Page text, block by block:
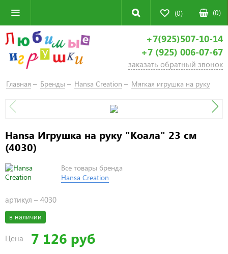
(0) (0)
+7(925)507-10-14
+7 (925) 006-07-67
заказать обратный звонок
Главная Бренды Hansa Creation Мягкая игрушка на руку
Hansa Игрушка на руку "Коала" 23 см
(4030)
Все товары бренда
Hansa Creation
артикул – 4030
в наличии
Цена 7 126 руб